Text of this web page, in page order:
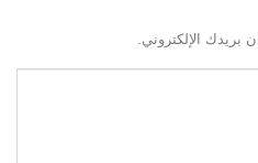
بريدك الإلكتروني.